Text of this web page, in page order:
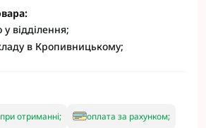
відділення;
в Кропивницькому;
отриманні; оплата за рахунком;